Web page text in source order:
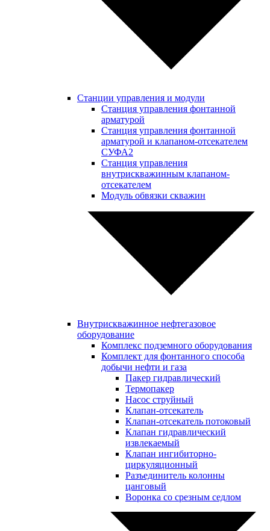
Станции управления и модули
Станция управления фонтанной
арматурой
Станция управления фонтанной
арматурой и клапаном-отсекателем
СУФА2
Станция управления
внутрискважинным клапаном-
отсекателем
Модуль обвязки скважин
Внутрискважинное нефтегазовое
оборудование
Комплекс подземного оборудования
Комплект для фонтанного способа
добычи нефти и газа
Пакер гидравлический
Термопакер
Насос струйный
Клапан-отсекатель
Клапан-отсекатель потоковый
Клапан гидравлический
извлекаемый
Клапан ингибиторно-
циркуляционный
Разъединитель колонны
цанговый
Воронка со срезным седлом